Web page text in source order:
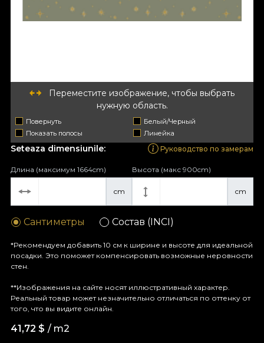
Переместите изображение, чтобы выбрать
нужную область.
Повернуть
Белый/Черный
Показать полосы
Линейка
Seteaza dimensiunile: Руководство по замерам
cm
Длина (максимум 1664cm)
cm
Высота (макс 900cm)
Сантиметры Состав (INCI)
*Рекомендуем добавить 10 см к ширине и высоте для идеальной
посадки. Это поможет компенсировать возможные неровности
стен.
**Изображения на сайте носят иллюстративный характер.
Реальный товар может незначительно отличаться по оттенку от
того, что вы видите онлайн.
41,72 $ / m2